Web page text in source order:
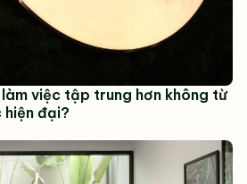
việc tập trung hơn không từ
hiện đại?